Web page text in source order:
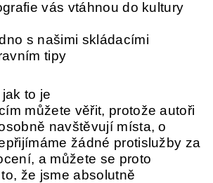
vás vtáhnou do kultury
s našimi skládacími
tipy
to je
můžete věřit, protože autoři
navštěvují místa, o
žádné protislužby za
a můžete se proto
že jsme absolutně